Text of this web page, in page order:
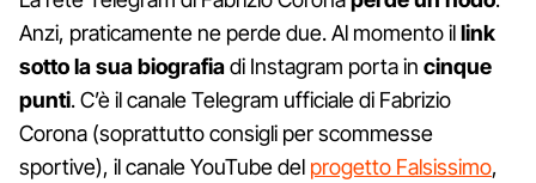
Anzi, praticamente ne perde due. Al momento illink
sotto la sua biografiadi Instagram porta in cinque
punti. C’è il canale Telegram ufficiale di Fabrizio
Corona (soprattutto consigli per scommesse
sportive), il canale YouTube del progetto Falsissimo,